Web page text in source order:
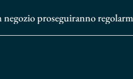
proseguiranno